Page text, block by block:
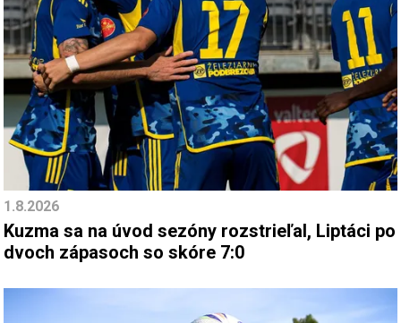
1.8.2026
Kuzma sa na úvod sezóny rozstrieľal, Liptáci po
dvoch zápasoch so skóre 7:0